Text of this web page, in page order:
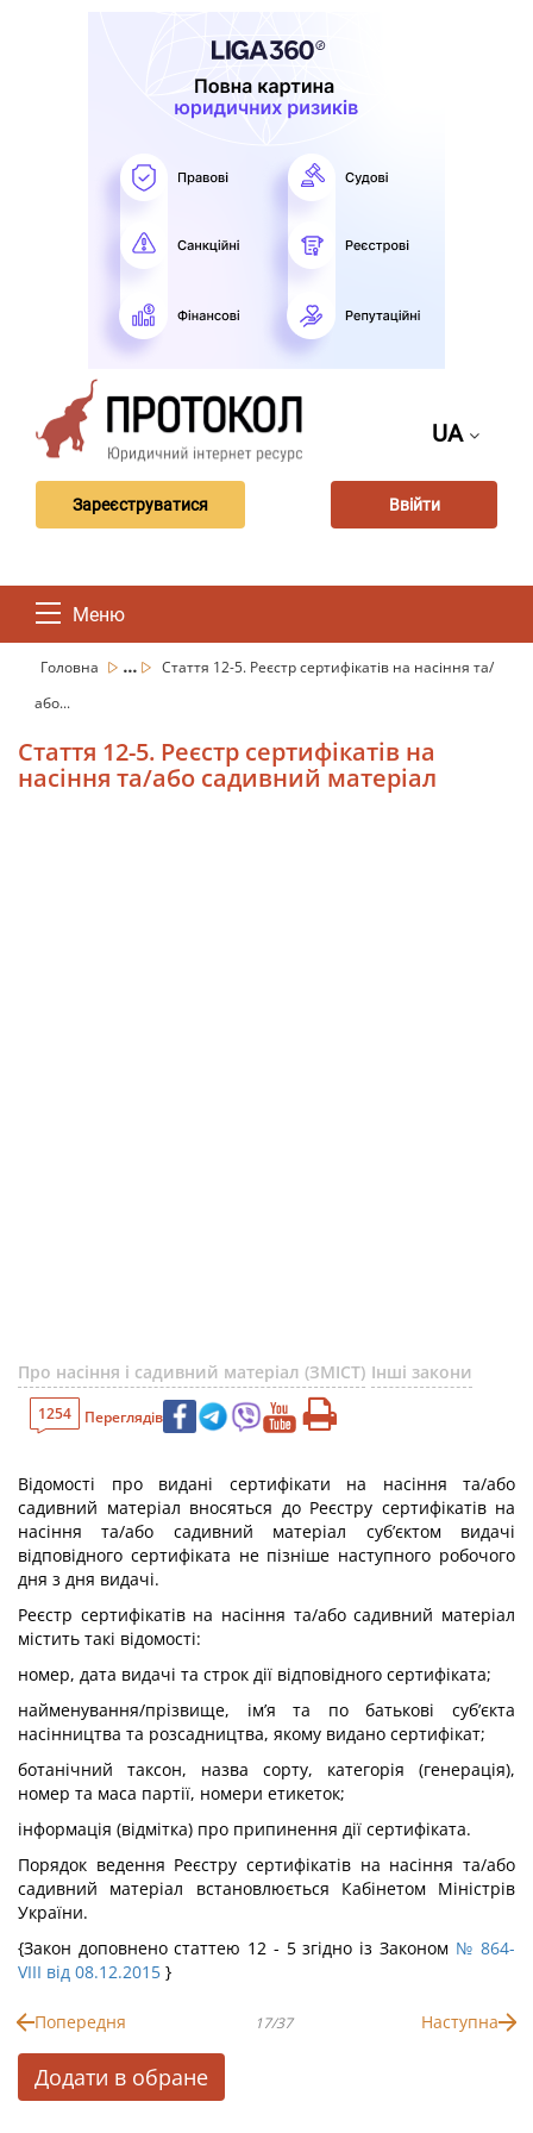
UA
Зареєструватися Ввійти
Меню
Головна ...
Стаття 12-5. Реєстр сертифікатів на насіння та/
або...
Стаття 12-5. Реєстр сертифікатів на
насіння та/або садивний матеріал
Про насіння і садивний матеріал (ЗМІСТ) Інші закони
1254 Переглядів
Відомості про видані сертифікати на насіння та/або
садивний матеріал вносяться до Реєстру сертифікатів на
насіння та/або садивний матеріал суб’єктом видачі
відповідного сертифіката не пізніше наступного робочого
дня з дня видачі.
Реєстр сертифікатів на насіння та/або садивний матеріал
містить такі відомості:
номер, дата видачі та строк дії відповідного сертифіката;
найменування/прізвище, ім’я та по батькові суб’єкта
насінництва та розсадництва, якому видано сертифікат;
ботанічний таксон, назва сорту, категорія (генерація),
номер та маса партії, номери етикеток;
інформація (відмітка) про припинення дії сертифіката.
Порядок ведення Реєстру сертифікатів на насіння та/або
садивний матеріал встановлюється Кабінетом Міністрів
України.
{Закон доповнено статтею 12 - 5 згідно із Законом № 864-
VIII від 08.12.2015 }
Попередня 17/37 Наступна
Додати в обране